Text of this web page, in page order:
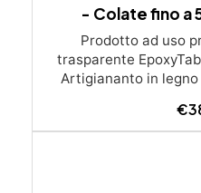
- Colate fino a
Prodotto ad uso
trasparente
Artigiananto in
perfetta per colate di
Applicazioni Principali:
€